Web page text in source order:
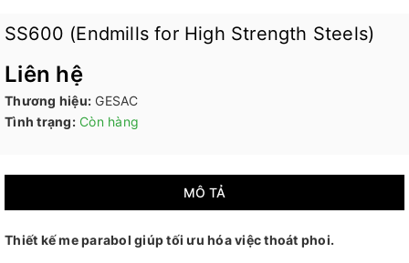
SS600 (Endmills for High Strength Steels)
Liên hệ
Thương hiệu: GESAC
Tình trạng: Còn hàng
MÔ TẢ
Thiết kế me parabol giúp tối ưu hóa việc thoát phoi.